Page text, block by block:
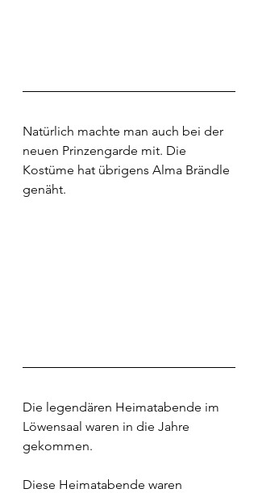
Natürlich machte man auch bei der
neuen Prinzengarde mit. Die
Kostüme hat übrigens Alma Brändle
genäht.
Die legendären Heimatabende im
Löwensaal waren in die Jahre
gekommen.
Diese Heimatabende waren